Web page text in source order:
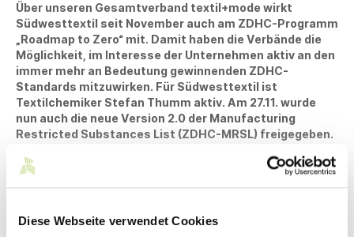
Diese Webseite verwendet Cookies
Über unseren Gesamtverband textil+mode wirkt
Südwesttextil seit November auch am ZDHC-Programm
„Roadmap to Zero“ mit. Damit haben die Verbände die
Möglichkeit, im Interesse der Unternehmen aktiv an den
immer mehr an Bedeutung gewinnenden ZDHC-
Standards mitzuwirken. Für Südwesttextil ist
Textilchemiker Stefan Thumm aktiv. Am 27.11. wurde
nun auch die neue Version 2.0 der Manufacturing
Restricted Substances List (ZDHC-MRSL) freigegeben.
Produktionsprozessen zur Herstellung von
Hier die wichtigsten Änderungen gegenüber der